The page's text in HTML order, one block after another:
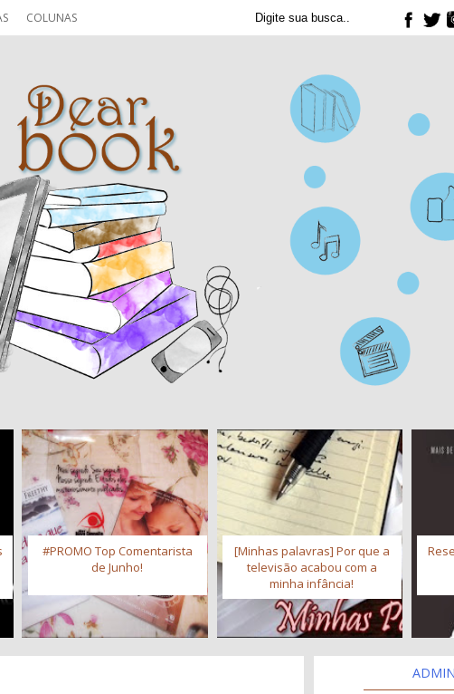
COLUNAS
#PROMO Top Comentarista
de Junho!
[Minhas palavras] Por que a
televisão acabou com a
minha infância!